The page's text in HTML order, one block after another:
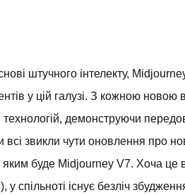
штучного інтелекту,
у цій галузі. З кожною новою
технологій, демонструючи
всі звикли чути оновлення про
буде Midjourney V7. Хоча це
спільноті існує безліч